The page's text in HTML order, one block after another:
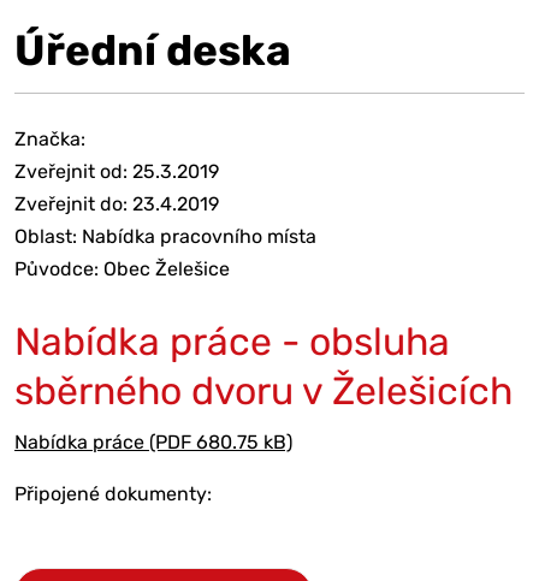
Úřední deska
Značka:
Zveřejnit od: 25.3.2019
Zveřejnit do: 23.4.2019
Oblast: Nabídka pracovního místa
Původce: Obec Želešice
Nabídka práce - obsluha
sběrného dvoru v Želešicích
Nabídka práce (PDF 680.75 kB)
Připojené dokumenty: